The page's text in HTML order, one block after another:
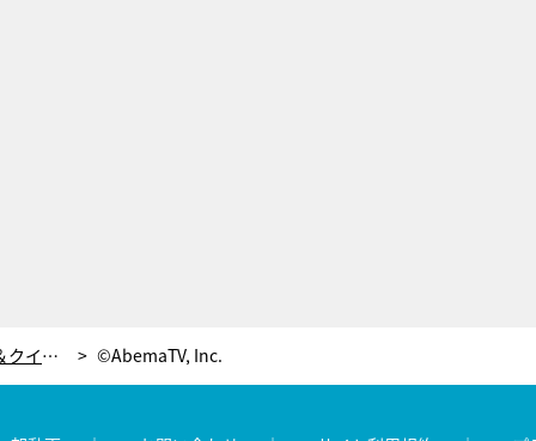
美男美女16名から“一番モテる”キング＆クイーンが決定！最終投票はどちらも大接戦「おもしれぇ」 ©AbemaTV, Inc.